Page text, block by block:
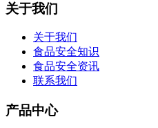
关于我们
关于我们
食品安全知识
食品安全资讯
联系我们
产品中心